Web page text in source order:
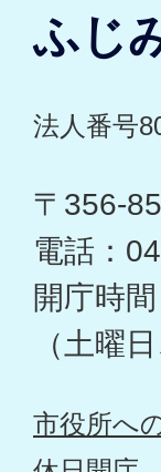
ふじ
法人番号
〒356-
電話：
開庁時
（土曜
市役所へ